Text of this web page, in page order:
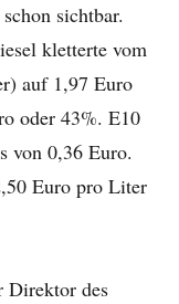
sichtbar.
kletterte vom
auf 1,97 Euro
oder 43%. E10
von 0,36 Euro.
Euro pro Liter
Direktor des